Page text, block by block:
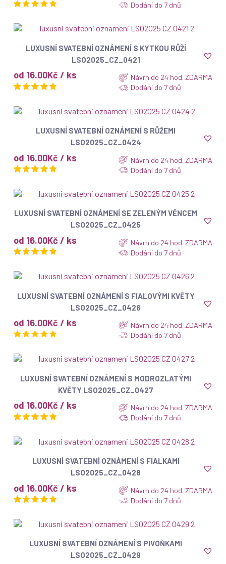
Dodání do 7 dnů
ZOBRAZIT
LUXUSNÍ SVATEBNÍ OZNÁMENÍ S KYTKOU RŮŽÍ
LSO2025_CZ_0421
od 16.00Kč / ks
Návrh do 24 hod. ZDARMA
Dodání do 7 dnů
ZOBRAZIT
LUXUSNÍ SVATEBNÍ OZNÁMENÍ S RŮŽEMI
LSO2025_CZ_0424
od 16.00Kč / ks
Návrh do 24 hod. ZDARMA
Dodání do 7 dnů
ZOBRAZIT
LUXUSNÍ SVATEBNÍ OZNÁMENÍ SE ZELENÝM VĚNCEM
LSO2025_CZ_0425
od 16.00Kč / ks
Návrh do 24 hod. ZDARMA
Dodání do 7 dnů
ZOBRAZIT
LUXUSNÍ SVATEBNÍ OZNÁMENÍ S FIALOVÝMI KVĚTY
LSO2025_CZ_0426
od 16.00Kč / ks
Návrh do 24 hod. ZDARMA
Dodání do 7 dnů
ZOBRAZIT
LUXUSNÍ SVATEBNÍ OZNÁMENÍ S MODROZLATÝMI
KVĚTY LSO2025_CZ_0427
od 16.00Kč / ks
Návrh do 24 hod. ZDARMA
Dodání do 7 dnů
ZOBRAZIT
LUXUSNÍ SVATEBNÍ OZNÁMENÍ S FIALKAMI
LSO2025_CZ_0428
od 16.00Kč / ks
Návrh do 24 hod. ZDARMA
Dodání do 7 dnů
ZOBRAZIT
LUXUSNÍ SVATEBNÍ OZNÁMENÍ S PIVOŇKAMI
LSO2025_CZ_0429